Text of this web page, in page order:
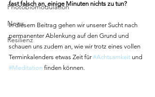
Photobiomodulation
News
Resilienz
fast falsch an, einige Minuten nichts zu tun?
In diesem Beitrag gehen wir unserer Sucht nach
permanenter Ablenkung auf den Grund und
schauen uns zudem an, wie wir trotz eines vollen
Terminkalenders etwas Zeit für #Achtsamkeit und
#Meditation finden können.